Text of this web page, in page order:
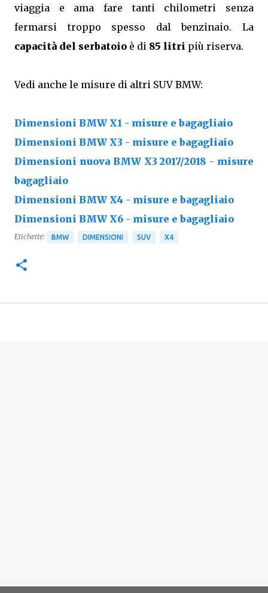
viaggia e ama fare tanti chilometri senza
fermarsi troppo spesso dal benzinaio. La
capacità del serbatoio è di 85 litri più riserva.
Vedi anche le misure di altri SUV BMW:
Dimensioni BMW X1 - misure e bagagliaio
Dimensioni BMW X3 - misure e bagagliaio
Dimensioni nuova BMW X3 2017/2018 - misure
bagagliaio
Dimensioni BMW X4 - misure e bagagliaio
Dimensioni BMW X6 - misure e bagagliaio
Etichette: BMW DIMENSIONI SUV X4